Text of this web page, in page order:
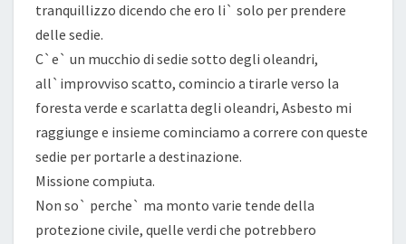
tranquillizzo dicendo che ero li` solo per prendere
delle sedie.
C`e` un mucchio di sedie sotto degli oleandri,
all`improvviso scatto, comincio a tirarle verso la
foresta verde e scarlatta degli oleandri, Asbesto mi
raggiunge e insieme cominciamo a correre con queste
sedie per portarle a destinazione.
Missione compiuta.
Non so` perche` ma monto varie tende della
protezione civile, quelle verdi che potrebbero